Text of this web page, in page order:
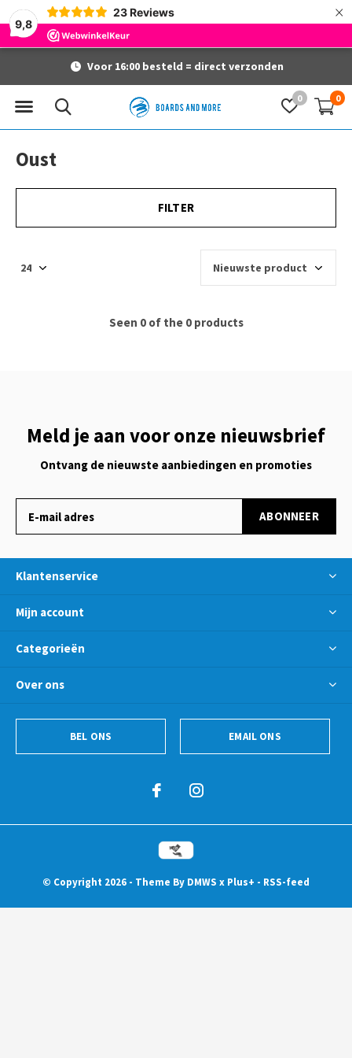
9,8
23 Reviews ×
0 0
Voor 16:00 besteld = direct verzonden
Oust
FILTER
Seen 0 of the 0 products
Meld je aan voor onze nieuwsbrief
Ontvang de nieuwste aanbiedingen en promoties
ABONNEER
Klantenservice
Mijn account
Categorieën
Over ons
BEL ONS EMAIL ONS
© Copyright 2026 - Theme By DMWS x Plus+ - RSS-feed